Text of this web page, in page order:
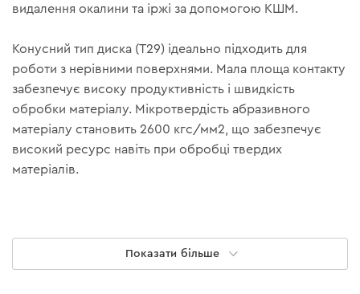
видалення окалини та іржі за допомогою КШМ.
Конусний тип диска (Т29) ідеально підходить для
роботи з нерівними поверхнями. Мала площа контакту
забезпечує високу продуктивність і швидкість
обробки матеріалу. Мікротвердість абразивного
матеріалу становить 2600 кгс/мм2, що забезпечує
високий ресурс навіть при обробці твердих
матеріалів.
Показати більше